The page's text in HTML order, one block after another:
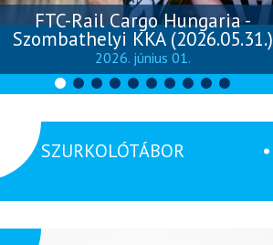
FTC-Rail Cargo Hungaria -
Szombathelyi KKA (2026.05.31.)
2026. június 01.
SZURKOLÓTÁBOR